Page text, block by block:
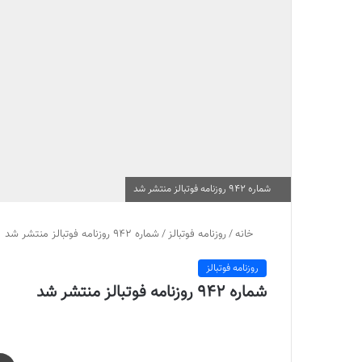
شماره 942 روزنامه فوتبالز منتشر شد
خانه/روزنامه فوتبالز/شماره 942 روزنامه فوتبالز منتشر شد
روزنامه فوتبالز
شماره 942 روزنامه فوتبالز منتشر شد